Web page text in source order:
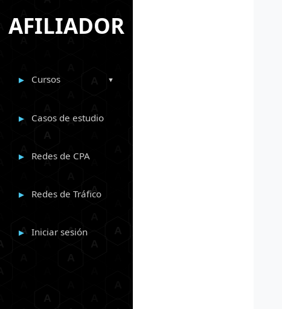
AFILIADOR
Cursos
Casos de estudio
Redes de CPA
Redes de Tráfico
Iniciar sesión